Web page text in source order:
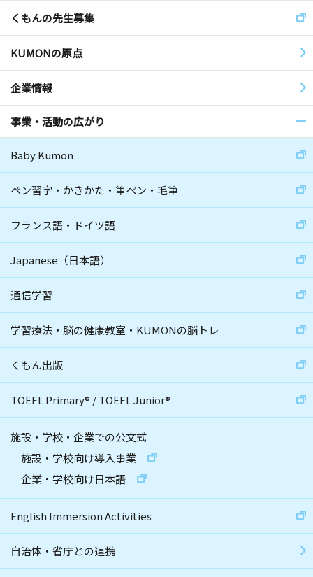
くもんの先生募集
KUMONの原点
企業情報
事業・活動の広がり
Baby Kumon
ペン習字・かきかた・筆ペン・毛筆
フランス語・ドイツ語
Japanese（日本語）
通信学習
学習療法・脳の健康教室・KUMONの脳トレ
くもん出版
TOEFL Primary® /TOEFL Junior®
施設・学校・企業での公文式
施設・学校向け導入事業
企業・学校向け日本語
English Immersion Activities
自治体・省庁との連携